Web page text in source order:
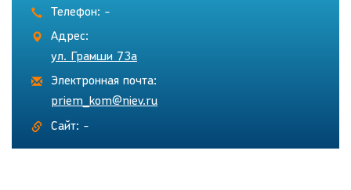
Телефон: -
Адрес:
ул. Грамши 73а
Электронная почта:
priem_kom@niev.ru
Сайт: -